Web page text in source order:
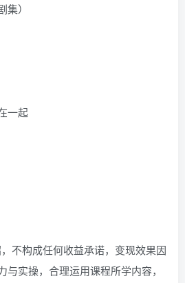
）
一起
不构成任何收益承诺，变现效果因
与实操，合理运用课程所学内容，